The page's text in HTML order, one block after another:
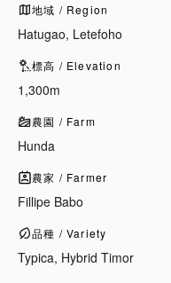
地域 / Region
Hatugao, Letefoho
標高 / Elevation
1,300m
農園 / Farm
Hunda
農家 / Farmer
Fillipe Babo
品種 / Variety
Typica, Hybrid Timor